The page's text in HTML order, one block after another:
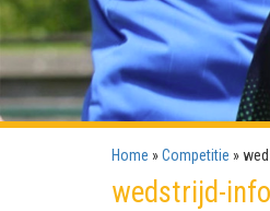
Home »Competitie »
wedstrijd-